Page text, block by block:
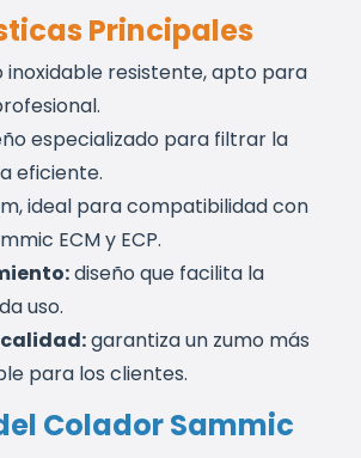
Principales
inoxidable resistente, apto para
especializado para filtrar la
eficiente.
ideal para compatibilidad con
ECM y ECP.
diseño que facilita la
uso.
garantiza un zumo más
para los clientes.
Colador Sammic